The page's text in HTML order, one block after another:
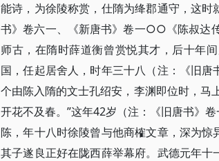
能诗，为徐陵称赏，仕隋为绛郡通守，这
书》卷六一、《新唐书》卷一○○《陈叔达
师古，在隋时薛道衡曾赏悦其才，后十年
国，任起居舍人，时年三十八（注：《旧
个由陈入隋的文士孔绍安，李渊即位时，马
开花不及春。”这年42岁（注：《旧唐书》
陈，年十八时徐陵曾与他商榷文章，深为
其子遂良正好在陇西薛举幕府。武德元年